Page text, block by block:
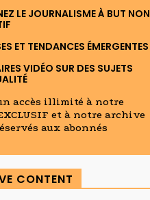
LE JOURNALISME À BUT NON
ET TENDANCES ÉMERGENTES
VIDÉO SUR DES SUJETS
accès illimité à notre
et à notre archive
aux abonnés
CONTENT